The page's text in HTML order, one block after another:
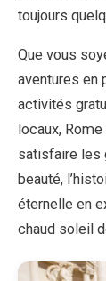
toujours
Que vous
aventures en
activités
locaux,
satisfaire les
beauté,
éternelle en
chaud soleil